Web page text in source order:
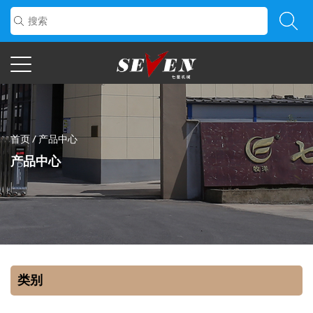
首页 /产品中心
产品中心
类别